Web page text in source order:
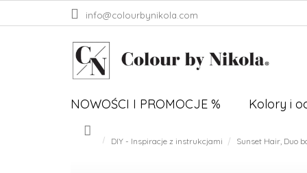
info@colourbynikola.com
NOWOŚCI I PROMOCJE % Kolory i
HomeDIY - Inspiracje z instrukcjami Sunset Hair, Duo